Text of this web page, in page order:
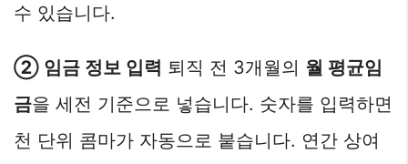
수 있습니다.
② 임금 정보 입력 퇴직 전 3개월의 월 평균임
금을 세전 기준으로 넣습니다. 숫자를 입력하면
천 단위 콤마가 자동으로 붙습니다. 연간 상여